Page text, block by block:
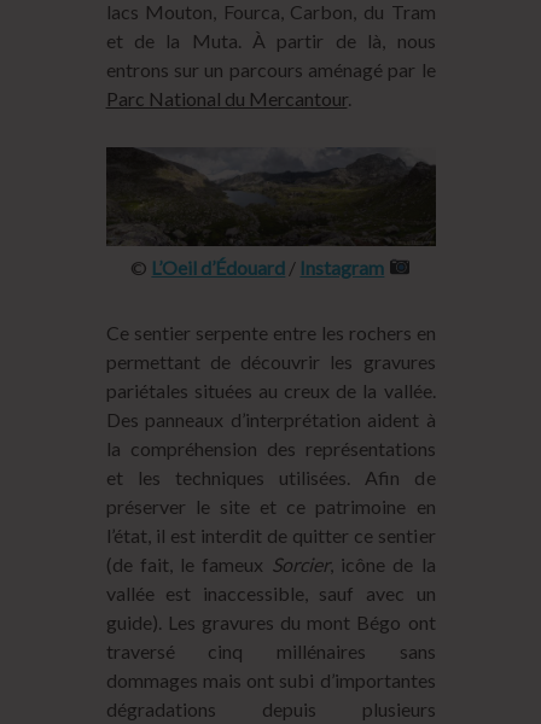
lacs Mouton, Fourca, Carbon, du Tram
et de la Muta. À partir de là, nous
entrons sur un parcours aménagé par le
Parc National du Mercantour.
© L’Oeil d’Édouard / Instagram
Ce sentier serpente entre les rochers en
permettant de découvrir les gravures
pariétales situées au creux de la vallée.
Des panneaux d’interprétation aident à
la compréhension des représentations
et les techniques utilisées. Afin de
préserver le site et ce patrimoine en
l’état, il est interdit de quitter ce sentier
(de fait, le fameux Sorcier, icône de la
vallée est inaccessible, sauf avec un
guide). Les gravures du mont Bégo ont
traversé cinq millénaires sans
dommages mais ont subi d’importantes
dégradations depuis plusieurs